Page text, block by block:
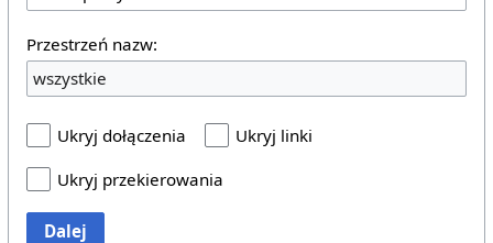
Przestrzeń nazw:
wszystkie
Ukryj dołączenia
Ukryj linki
Ukryj przekierowania
Dalej